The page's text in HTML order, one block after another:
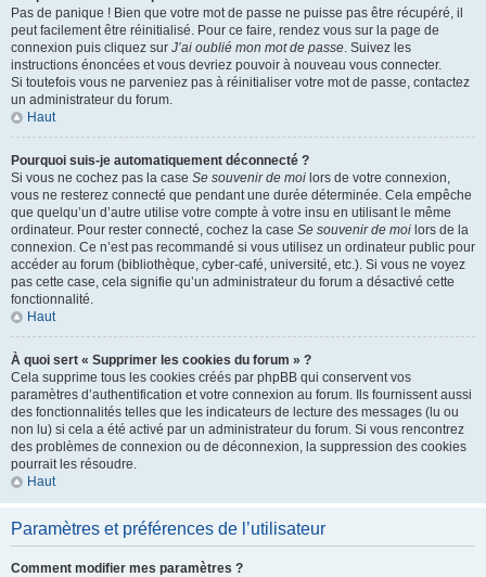
Pas de panique ! Bien que votre mot de passe ne puisse pas être récupéré, il
peut facilement être réinitialisé. Pour ce faire, rendez vous sur la page de
connexion puis cliquez sur J’ai oublié mon mot de passe. Suivez les
instructions énoncées et vous devriez pouvoir à nouveau vous connecter.
Si toutefois vous ne parveniez pas à réinitialiser votre mot de passe, contactez
un administrateur du forum.
Haut
Pourquoi suis-je automatiquement déconnecté ?
Si vous ne cochez pas la case Se souvenir de moi lors de votre connexion,
vous ne resterez connecté que pendant une durée déterminée. Cela empêche
que quelqu’un d’autre utilise votre compte à votre insu en utilisant le même
ordinateur. Pour rester connecté, cochez la case Se souvenir de moi lors de la
connexion. Ce n’est pas recommandé si vous utilisez un ordinateur public pour
accéder au forum (bibliothèque, cyber-café, université, etc.). Si vous ne voyez
pas cette case, cela signifie qu’un administrateur du forum a désactivé cette
fonctionnalité.
Haut
À quoi sert « Supprimer les cookies du forum » ?
Cela supprime tous les cookies créés par phpBB qui conservent vos
paramètres d’authentification et votre connexion au forum. Ils fournissent aussi
des fonctionnalités telles que les indicateurs de lecture des messages (lu ou
non lu) si cela a été activé par un administrateur du forum. Si vous rencontrez
des problèmes de connexion ou de déconnexion, la suppression des cookies
pourrait les résoudre.
Haut
Paramètres et préférences de l’utilisateur
Comment modifier mes paramètres ?